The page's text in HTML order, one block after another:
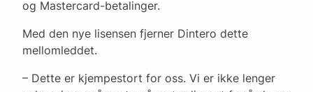
og Mastercard-betalinger.
Med den nye lisensen fjerner Dintero dette
mellomleddet.
– Dette er kjempestort for oss. Vi er ikke lenger